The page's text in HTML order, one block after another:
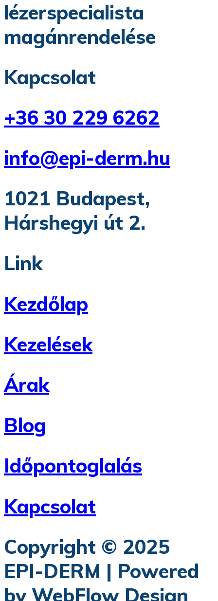
lézerspecialista
magánrendelése
Kapcsolat
+36 30 229 6262
info@epi-derm.hu
1021 Budapest,
Hárshegyi út 2.
Link
Kezdőlap
Kezelések
Árak
Blog
Időpontoglalás
Kapcsolat
Copyright © 2025
EPI-DERM | Powered
by WebFlow Design​